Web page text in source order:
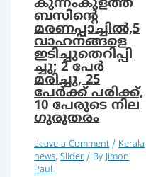
കുന്നംകുളത്ത്
ബസിന്റെ
മരണപ്പാച്ചില്‍,5
വാഹനങ്ങളെ
ഇടിച്ചുതെറിപ്പി
ച്ചു; 2 പേർ
മരിച്ചു, 25
പേര്‍ക്ക് പരിക്ക്,
10 പേരുടെ നില
ഗുരുതരം
Leave a Comment /Kerala
news,Slider/ ByJimon
Paul